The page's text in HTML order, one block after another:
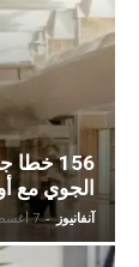
الجوي مع
آنفانيوز - 7 أغسطس، 2026